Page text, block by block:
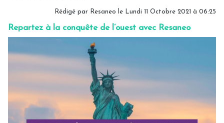
Rédigé par Resaneo le Lundi 11 Octobre 2021 à 06:25
Repartez à la conquête de l’ouest avec Resaneo